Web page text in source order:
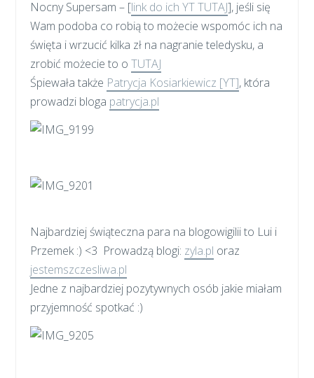
Nocny Supersam – [link do ich YT TUTAJ], jeśli się
Wam podoba co robią to możecie wspomóc ich na
święta i wrzucić kilka zł na nagranie teledysku, a
zrobić możecie to oTUTAJ
Śpiewała także Patrycja Kosiarkiewicz [YT], która
prowadzi bloga patrycja.pl
Najbardziej świąteczna para na blogowigilii to Lui i
Przemek :) <3 Prowadzą blogi: zyla.pl oraz
jestemszczesliwa.pl
Jedne z najbardziej pozytywnych osób jakie miałam
przyjemność spotkać :)